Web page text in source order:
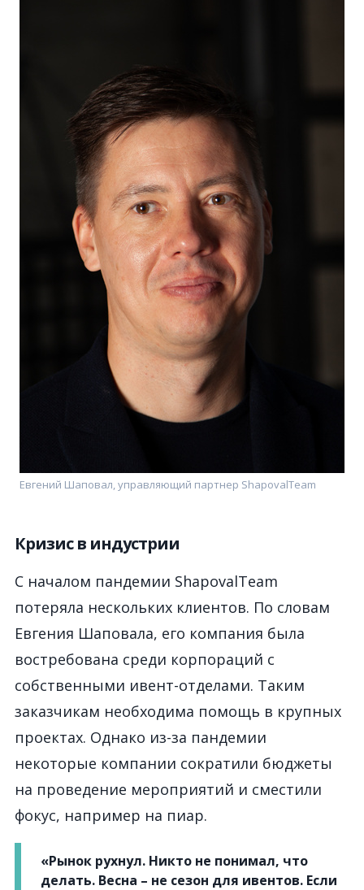
Евгений Шаповал, управляющий партнер ShapovalTeam
Кризис в индустрии
С началом пандемии ShapovalTeam
потеряла нескольких клиентов. По словам
Евгения Шаповала, его компания была
востребована среди корпораций с
собственными ивент-отделами. Таким
заказчикам необходима помощь в крупных
проектах. Однако из-за пандемии
некоторые компании сократили бюджеты
на проведение мероприятий и сместили
фокус, например на пиар.
«Рынок рухнул. Никто не понимал, что
делать. Весна – не сезон для ивентов. Если